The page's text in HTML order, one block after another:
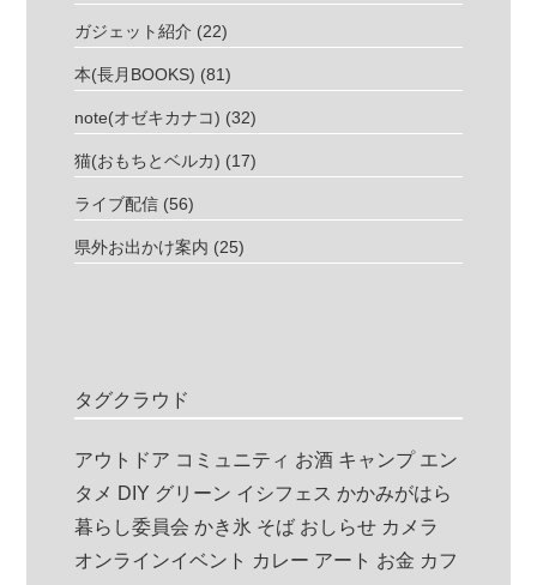
ガジェット紹介 (22)
本(長月BOOKS) (81)
note(オゼキカナコ) (32)
猫(おもちとベルカ) (17)
ライブ配信 (56)
県外お出かけ案内 (25)
タグクラウド
アウトドア コミュニティ お酒 キャンプ エン
タメ DIY グリーン イシフェス かかみがはら
暮らし委員会 かき氷 そば おしらせ カメラ
オンラインイベント カレー アート お金 カフ